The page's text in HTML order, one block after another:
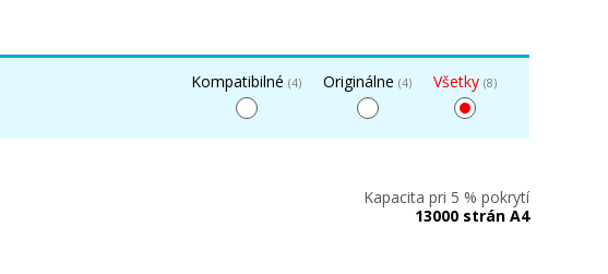
Kompatibilné (4) Originálne (4) Všetky (8)
Kapacita pri 5 % pokrytí
13000 strán A4